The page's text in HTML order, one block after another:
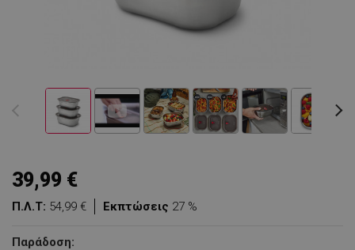
Εκπτώσεις 27 %
Π.Λ.Τ: 54,99 €
39,99 €
Παράδοση: